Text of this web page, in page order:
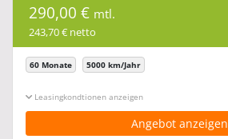
290,00 € mtl.
243,70 € netto
60 Monate 5000 km/Jahr
Leasingkonditionen ein-/ausblenden
Angebot anzeigen